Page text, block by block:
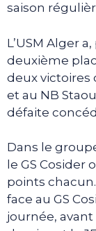
saison
L’USM Alger
deuxième
deux victoires
et au NB
défaite
Dans le
le GS
points
face au GS
journée,